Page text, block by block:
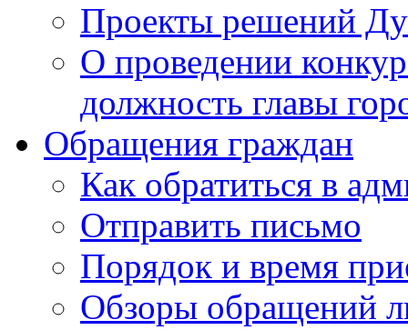
Проекты решений
О проведении
должность главы
Обращения граждан
Как обратиться в
Отправить письмо
Порядок и время
Обзоры обращений